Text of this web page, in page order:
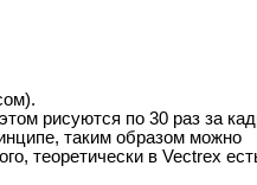
рисуются по 30 раз за кадр
таким образом можно